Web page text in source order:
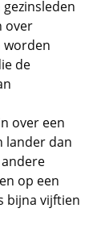
over
worden
de
over een
lander dan
op een
bijna vijftien